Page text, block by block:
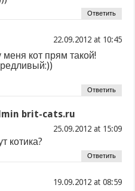
Ответить
at
меня кот прям такой!
Ответить
brit-cats.ru
at
котика?
Ответить
at